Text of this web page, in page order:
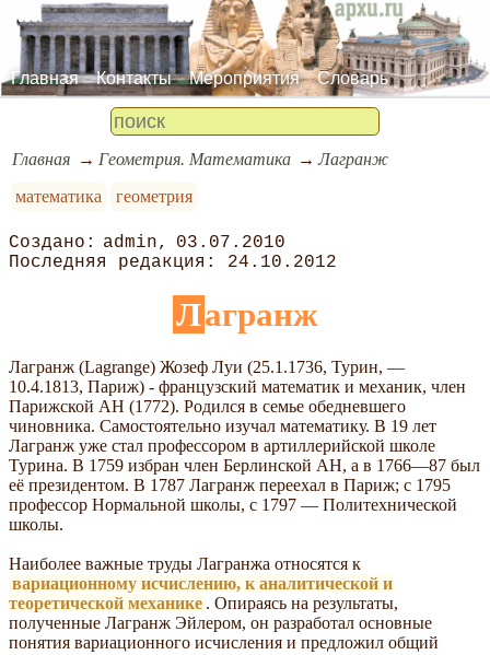
Главная Контакты Мероприятия Словарь
Главная Геометрия. Математика
Лагранж
математика
геометрия
admin
03.07.2010
24.10.2012
Лагранж
Лагранж (Lagrange) Жозеф Луи (25.1.1736, Турин, —
10.4.1813, Париж) - французский математик и механик, член
Парижской АН (1772). Родился в семье обедневшего
чиновника. Самостоятельно изучал математику. В 19 лет
Лагранж уже стал профессором в артиллерийской школе
Турина. В 1759 избран член Берлинской АН, а в 1766—87 был
её президентом. В 1787 Лагранж переехал в Париж; с 1795
профессор Нормальной школы, с 1797 — Политехнической
школы.
Наиболее важные труды Лагранжа относятся к
вариационному исчислению, к аналитической и
теоретической механике . Опираясь на результаты,
полученные Лагранж Эйлером, он разработал основные
понятия вариационного исчисления и предложил общий